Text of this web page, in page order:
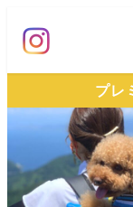
ン
ン
ン
ツ
プレ